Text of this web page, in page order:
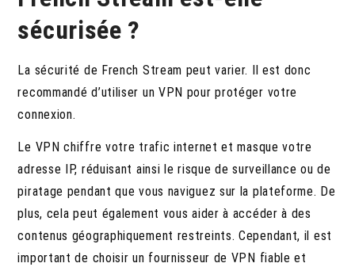
sécurisée ?
La sécurité de French Stream peut varier. Il est donc
recommandé d’utiliser un VPN pour protéger votre
connexion.
Le VPN chiffre votre trafic internet et masque votre
adresse IP, réduisant ainsi le risque de surveillance ou de
piratage pendant que vous naviguez sur la plateforme. De
plus, cela peut également vous aider à accéder à des
contenus géographiquement restreints. Cependant, il est
important de choisir un fournisseur de VPN fiable et